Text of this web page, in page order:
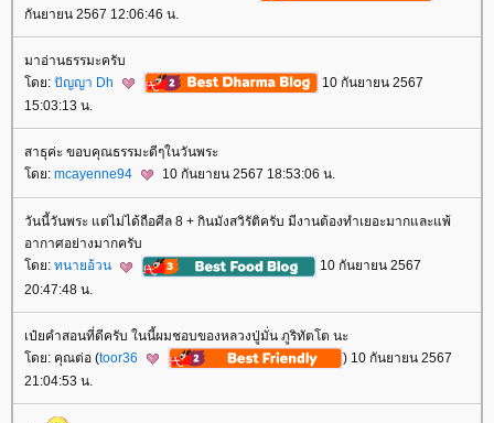
กันยายน 2567 12:06:46 น.
มาอ่านธรรมะครับ
ดย: ปัญญา Dh
10 กันยายน 2567
15:03:13 น.
สาธุค่ะ ขอบคุณธรรมะดีๆในวันพระ
ดย: mcayenne94 10 กันยายน 2567 18:53:06 น.
วันนี้วันพระ แต่ไม่ได้ถือศีล 8 + กินมังสวิรัติครับ มีงานต้องทำเยอะมากและแพ้
อากาศอย่างมากครับ
ดย: ทนายอ้วน
10 กันยายน 2567
20:47:48 น.
เป๋ยคำสอนที่ดีครับ ในนี้ผมชอบของหลวงปู่มั่น ภูริทัตโต นะ
ดย: คุณต่อ (toor36
) 10 กันยายน 2567
21:04:53 น.